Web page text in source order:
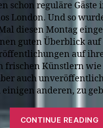
schon reguläre Gäste
London. Und so
diesen Montag
guten Überblick
auf
frischen Künstlern
auch
einigen anderen, zu
CONTINUE READING